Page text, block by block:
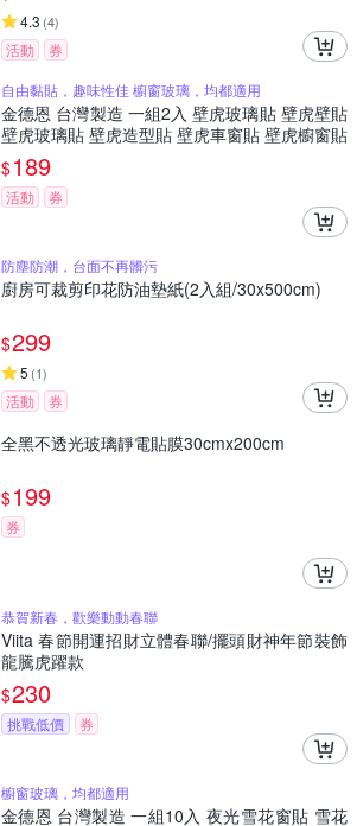
4.3 (4)
活動
券
自由黏貼，趣味性佳 櫥窗玻璃，均都適用
金德恩 台灣製造 一組2入 壁虎玻璃貼 壁虎壁貼
壁虎玻璃貼 壁虎造型貼 壁虎車窗貼 壁虎櫥窗貼
壁虎貼 壁虎
$189
活動 券
防塵防潮，台面不再髒污
廚房可裁剪印花防油墊紙(2入組/30x500cm)
$299
5 (1)
活動 券
全黑不透光玻璃靜電貼膜30cmx200cm
$199
券
恭賀新春，歡樂動動春聯
Viita 春節開運招財立體春聯/擺頭財神年節裝飾
龍騰虎躍款
$230
挑戰低價 券
櫥窗玻璃，均都適用
金德恩 台灣製造 一組10入 夜光雪花窗貼 雪花